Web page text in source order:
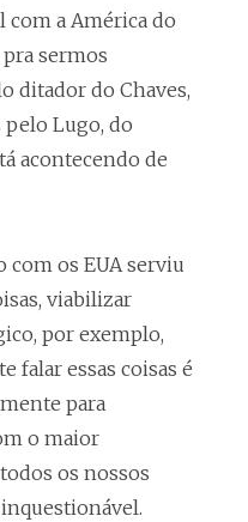
com a América do
sermos
ditador do Chaves,
pelo Lugo, do
acontecendo de
os EUA serviu
viabilizar
por exemplo,
falar essas coisas é
para
o maior
os nossos